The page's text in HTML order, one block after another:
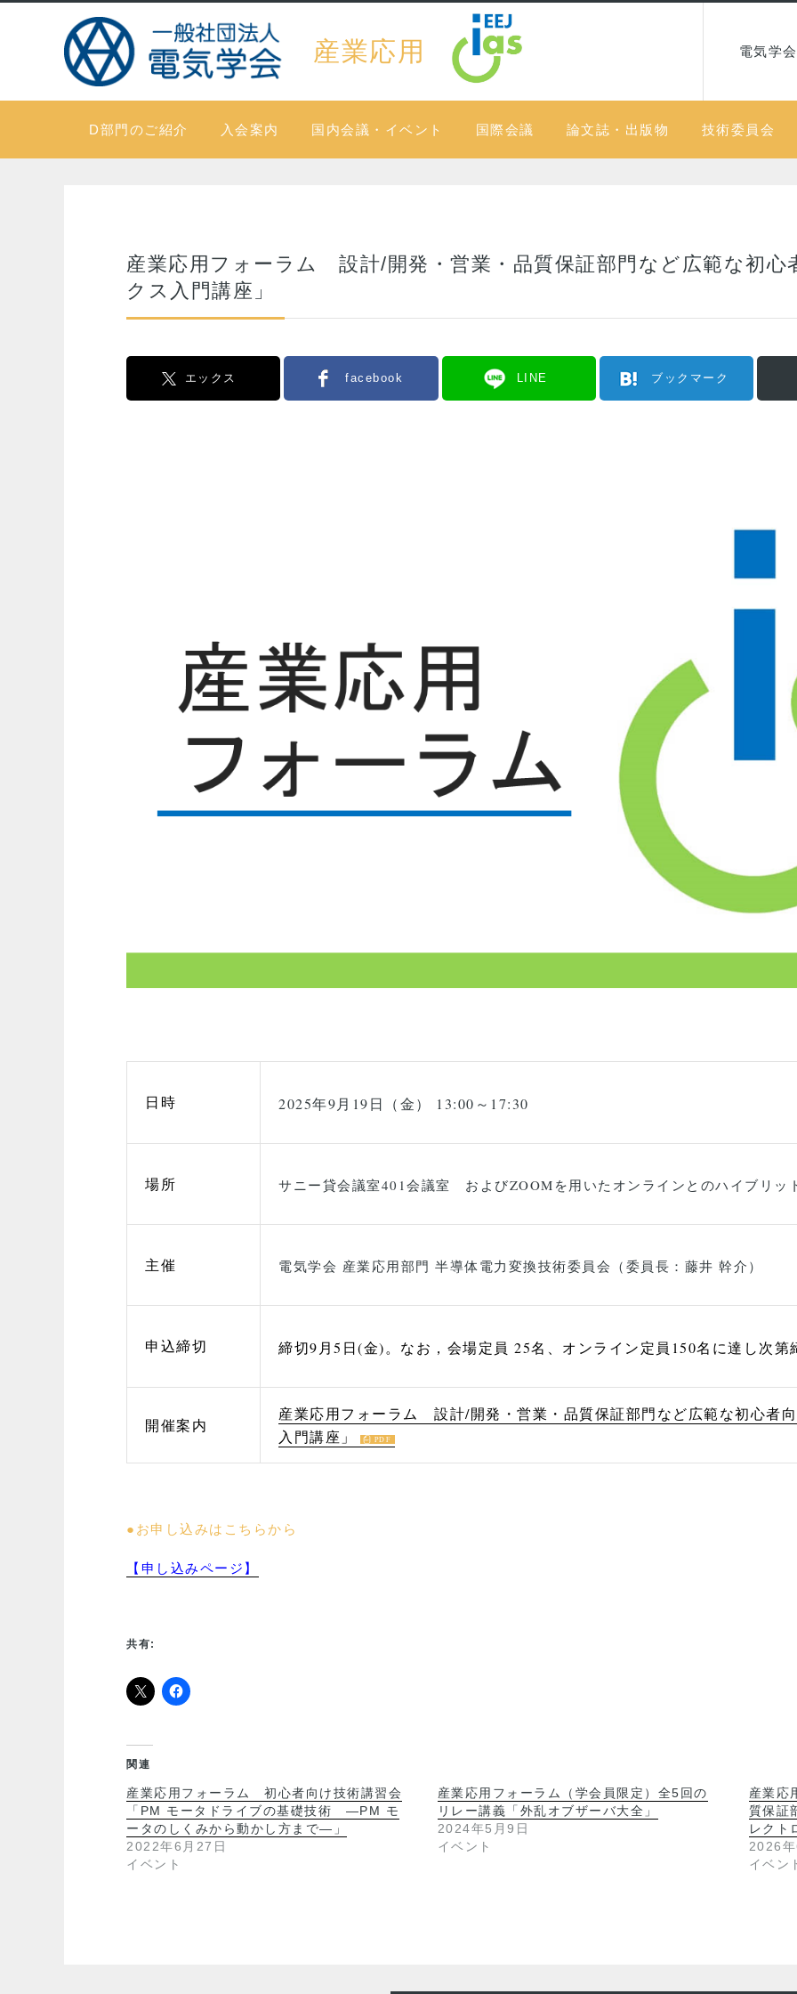
産業応用 電気学
D部門のご紹介 入会案内 国内会議・イベント 国際会議 論文誌・出版物 技術委員会
産業応用フォーラム 設計/開発・営業・品質保証部門など広範な初
クス入門講座」
エックス facebook LINE ブックマーク
日時 2025年9月19日（金） 13:00～17:30
場所 サニー貸会議室401会議室 およびZOOMを用いたオンラインとのハイブリッ
主催 電気学会 産業応用部門 半導体電力変換技術委員会（委員長：藤井 幹介）
申込締切 締切9月5日(金)。なお，会場定員 25名、オンライン定員150名に達し次第
開催案内
産業応用フォーラム 設計/開発・営業・品質保証部門など広範な初心者
入門講座」
●お申し込みはこちらから
【申し込みページ】
共有:
関連
産業応用フォーラム 初心者向け技術講習会
「PM モータドライブの基礎技術 ―PM モ
ータのしくみから動かし方まで―」
2022年6月27日
イベント
産業応用フォーラム（学会員限定）全5回の
リレー講義「外乱オブザーバ大全」
2024年5月9日
イベント
産業応
質保証
レクト
2026
イベン